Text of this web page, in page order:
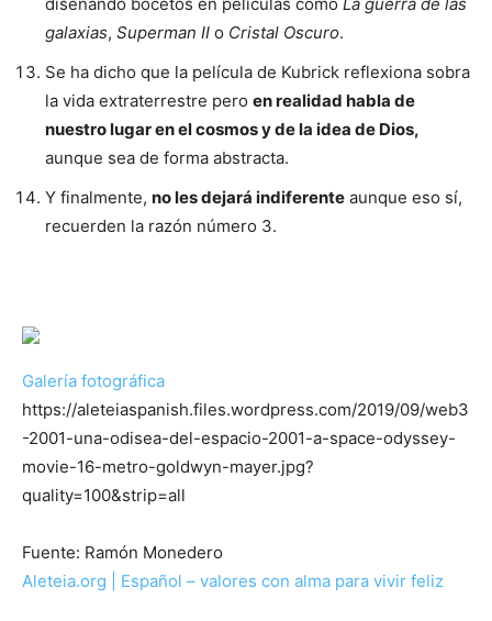
galaxias, Superman II o Cristal Oscuro.
Se ha dicho que la película de Kubrick reflexiona sobra
la vida extraterrestre pero en realidad habla de
nuestro lugar en el cosmos y de la idea de Dios,
aunque sea de forma abstracta.
Y finalmente, no les dejará indiferente aunque eso sí,
recuerden la razón número 3.
Galería fotográfica
https://aleteiaspanish.files.wordpress.com/2019/09/web3
-2001-una-odisea-del-espacio-2001-a-space-odyssey-
movie-16-metro-goldwyn-mayer.jpg?
quality=100&strip=all
Fuente: Ramón Monedero
Aleteia.org | Español – valores con alma para vivir feliz